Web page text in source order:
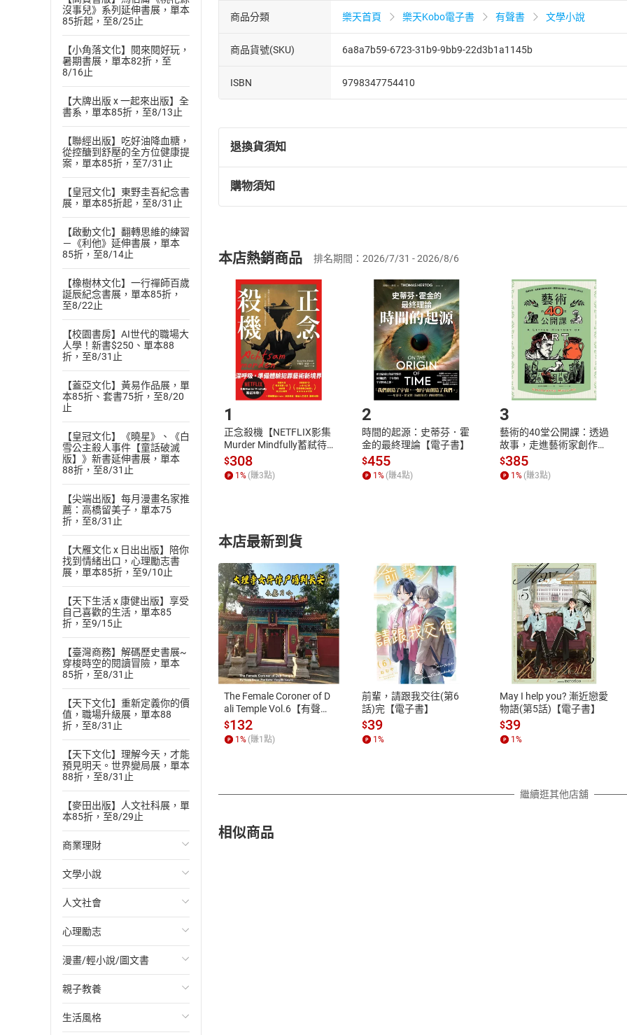
沒事兒》系列延伸書展，單本
85折起，至8/25止
【小角落文化】閱來閱好玩，
暑期書展，單本82折，至
8/16止
【大牌出版 x 一起來出版】全
書系，單本85折，至8/13止
【聯經出版】吃好油降血糖，
從控醣到舒壓的全方位健康提
案，單本85折，至7/31止
【皇冠文化】東野圭吾紀念書
展，單本85折起，至8/31止
【啟動文化】翻轉思維的練習
－《利他》延伸書展，單本
85折，至8/14止
【橡樹林文化】一行禪師百歲
誕辰紀念書展，單本85折，
至8/22止
【校園書房】AI世代的職場大
人學！新書$250、單本88
折，至8/31止
【蓋亞文化】黃易作品展，單
本85折、套書75折，至8/20
止
【皇冠文化】《曉星》、《白
雪公主殺人事件【童話破滅
版】》新書延伸書展，單本
88折，至8/31止
【尖端出版】每月漫畫名家推
薦：高橋留美子，單本75
折，至8/31止
【大雁文化 x 日出出版】陪你
找到情緒出口，心理勵志書
展，單本85折，至9/10止
【天下生活 x 康健出版】享受
自己喜歡的生活，單本85
折，至9/15止
【臺灣商務】解碼歷史書展~
穿梭時空的閱讀冒險，單本
85折，至8/31止
【天下文化】重新定義你的價
值，職場升級展，單本88
折，至8/31止
【天下文化】理解今天，才能
預見明天。世界變局展，單本
88折，至8/31止
【麥田出版】人文社科展，單
本85折，至8/29止
商業理財
投資理財
經濟/趨勢
財務/金融
管理/領導
職場工作術
成功法
文學小說
歐美文學
日本文學
韓國文學
華文文學
經典文學
人文社會
國際關係
政治
社會科學
台灣/中國歷史
心理勵志
心靈成長/情緒
人際關係
兩性關係
漫畫/輕小說/圖文書
輕小說
奇幻/科幻
親子教養
教育現場
生活風格
商品分類 樂天首頁 樂天Kobo電子書 有聲書 文學小說
商品貨號(SKU) 6a8a7b59-6723-31b9-9bb9-22d3b1a1145b
ISBN 9798347754410
退換貨須知
退換貨規定：
(一)依消費者保護法第19條第1項後段暨通訊交易解除權合理例外情事適用
(二)消費者訂購本店鋪之商品即代表知悉本店鋪所銷售之商品為電子書，
且已下載/存取電子書，不得請求退貨退款。
退貨方式：您欲取消訂單或辦理退貨時，請登入樂天市場，並於「我的訂單
貨」，本店鋪將依您的申請進行審核，待審核通過後將為您辦理退款事宜。
請注意，樂天市場須以整筆訂單為單位進行取消/退貨，恕無法以單支商品取
購物須知
挑選商品
Choose
放入購物車
Shopping cart
登入帳號
Login
購書後，如何開始使用？
Step1.選擇閱讀載具 Step2.登入
付款方式
ATM轉帳、信用卡、LINE PAY、AFTEE
退換貨規範
本店是否提供消費者保護法七日猶
之權利，遽消費者保護法及通訊交
除權合理例外情事適用準則，依商
質各有不同規定。詳細退換貨說明
照各商品說明。
本店熱銷商品 排名期間：2026/7/31 - 2026/8/6
1
正念殺機【NETFLIX影集
Murder Mindfully蓄弒待
發】【電子書】
$308
1 % (賺3點)
2
時間的起源：史蒂芬．霍
金的最終理論【電子書】
$455
1 % (賺4點)
3
藝術的40堂公開課：透過
故事，走進藝術家創作現
場，看藝術如何誕生、如
何形塑人類生活【電子
書】
$385
1 % (賺3點)
本店最新到貨
The Female Coroner of D
ali Temple Vol.6【有聲
書】
$132
1 % (賺1 點)
前輩，請跟我交往(第6
話)完【電子書】
$39
1 %
May I help you? 漸近戀愛
物語(第5話)【電子書】
$39
1 %
繼續逛其他店舖
相似商品